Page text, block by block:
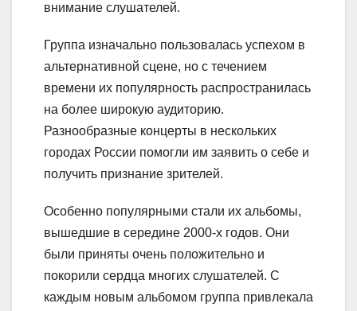
внимание слушателей.
Группа изначально пользовалась успехом в
альтернативной сцене, но с течением
времени их популярность распространилась
на более широкую аудиторию.
Разнообразные концерты в нескольких
городах России помогли им заявить о себе и
получить признание зрителей.
Особенно популярными стали их альбомы,
вышедшие в середине 2000-х годов. Они
были приняты очень положительно и
покорили сердца многих слушателей. С
каждым новым альбомом группа привлекала